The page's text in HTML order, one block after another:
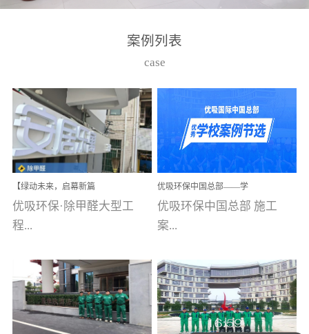
高技能的团队。汇聚了众
取得了多项产品技术专利
和多项国家版权局著作
权，获得高新技术企业称
号。生产优势自主生产自
给自足，优吸公司于2015
在广州番禺区成功建立产
品线生产基地，工厂拥有
自动化生产设备和成熟的
选择源头源材料、严控产
品质量，我们每一批的生
产产品都经过严格的质检
程序；生产车间为优吸总
案例列表
case
【绿动未来，启幕新篇
章】优吸环保中标深圳安
居乐寓，超大型工装室内
空气治理项目顺利启航，
优吸环保·除甲醛大型工
程...
案例【深圳安居乐寓】室
内空气治理项目深圳安居
乐寓 深圳市安居乐寓
优吸环保中国总部——学
校施工案例(节选)
优吸环保中国总部 施工
案...
例(学校工装节选)广州南沙
小学(珠江湾校区)项目地
址：广州市南沙区海滨路
你们是怎么收费的呢